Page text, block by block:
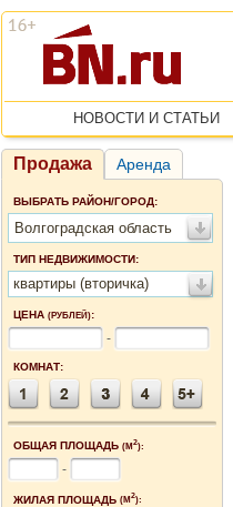
НОВОСТИ И СТАТЬИ
Продажа Аренда
ВЫБРАТЬ РАЙОН/ГОРОД:
Волгоградская область
ТИП НЕДВИЖИМОСТИ:
квартиры (вторичка)
ЦЕНА (РУБЛЕЙ):
-
КОМНАТ:
ОБЩАЯ ПЛОЩАДЬ (М2):
-
ЖИЛАЯ ПЛОЩАДЬ (М2):